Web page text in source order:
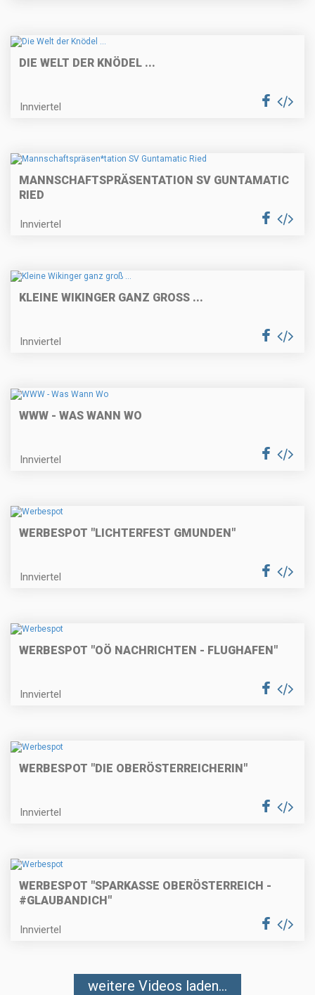
DIE WELT DER KNÖDEL ...
Innviertel
MANNSCHAFTSPRÄSENTATION SV GUNTAMATIC
RIED
Innviertel
KLEINE WIKINGER GANZ GROSS ...
Innviertel
WWW - WAS WANN WO
Innviertel
WERBESPOT "LICHTERFEST GMUNDEN"
Innviertel
WERBESPOT "OÖ NACHRICHTEN - FLUGHAFEN"
Innviertel
WERBESPOT "DIE OBERÖSTERREICHERIN"
Innviertel
WERBESPOT "SPARKASSE OBERÖSTERREICH -
#GLAUBANDICH"
Innviertel
weitere Videos laden...